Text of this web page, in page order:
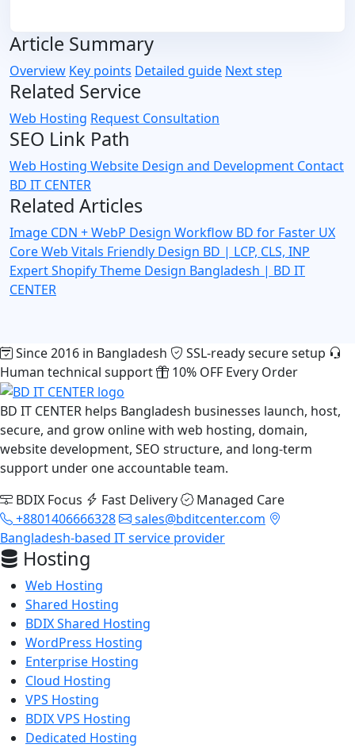
Article Summary
Overview Key points Detailed guide Next step
Related Service
Web Hosting Request Consultation
SEO Link Path
Web Hosting Website Design and Development Contact
BD IT CENTER
Related Articles
Image CDN + WebP Design Workflow BD for Faster UX
Core Web Vitals Friendly Design BD | LCP, CLS, INP
ExpertShopify Theme Design Bangladesh | BD IT
CENTER
Since 2016 in Bangladesh
SSL-ready secure setup
Human technical support
10% OFF Every Order
BD IT CENTER helps Bangladesh businesses launch, host,
secure, and grow online with web hosting, domain,
website development, SEO structure, and long-term
support under one accountable team.
BDIX Focus
Fast Delivery
Managed Care
+8801406666328
sales@bditcenter.com
Bangladesh-based IT service provider
Hosting
Web Hosting
Shared Hosting
BDIX Shared Hosting
WordPress Hosting
Enterprise Hosting
Cloud Hosting
VPS Hosting
BDIX VPS Hosting
Dedicated Hosting